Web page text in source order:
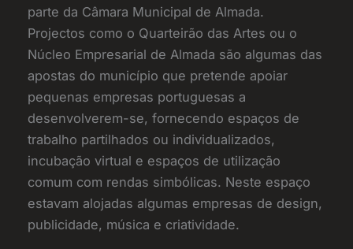
parte da Câmara Municipal de Almada.
Projectos como o Quarteirão das Artes ou o
Núcleo Empresarial de Almada são algumas das
apostas do município que pretende apoiar
pequenas empresas portuguesas a
desenvolverem-se, fornecendo espaços de
trabalho partilhados ou individualizados,
incubação virtual e espaços de utilização
comum com rendas simbólicas. Neste espaço
estavam alojadas algumas empresas de design,
publicidade, música e criatividade.